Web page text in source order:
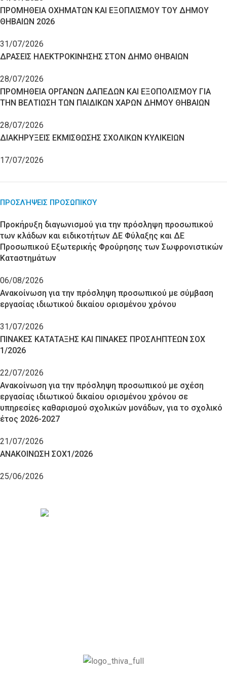
ΠΡΟΜΗΘΕΙΑ ΟΧΗΜΑΤΩΝ ΚΑΙ ΕΞΟΠΛΙΣΜΟΥ ΤΟΥ ΔΗΜΟΥ
ΘΗΒΑΙΩΝ 2026
31/07/2026
ΔΡΑΣΕΙΣ ΗΛΕΚΤΡΟΚΙΝΗΣΗΣ ΣΤΟΝ ΔΗΜΟ ΘΗΒΑΙΩΝ
28/07/2026
ΠΡΟΜΗΘΕΙΑ ΟΡΓΑΝΩΝ ΔΑΠΕΔΩΝ ΚΑΙ ΕΞΟΠΟΛΙΣΜΟΥ ΓΙΑ
ΤΗΝ ΒΕΛΤΙΩΣΗ ΤΩΝ ΠΑΙΔΙΚΩΝ ΧΑΡΩΝ ΔΗΜΟΥ ΘΗΒΑΙΩΝ
28/07/2026
ΔΙΑΚΗΡΥΞΕΙΣ ΕΚΜΙΣΘΩΣΗΣ ΣΧΟΛΙΚΩΝ ΚΥΛΙΚΕΙΩΝ
17/07/2026
ΠΡΟΣΛΉΨΕΙΣ ΠΡΟΣΩΠΙΚΟΎ
Προκήρυξη διαγωνισμού για την πρόσληψη προσωπικού
των κλάδων και ειδικοτήτων ΔΕ Φύλαξης και ΔΕ
Προσωπικού Εξωτερικής Φρούρησης των Σωφρονιστικών
Καταστημάτων
06/08/2026
Ανακοίνωση για την πρόσληψη προσωπικού με σύμβαση
εργασίας ιδιωτικού δικαίου ορισμένου χρόνου
31/07/2026
ΠΙΝΑΚΕΣ ΚΑΤΑΤΑΞΗΣ ΚΑΙ ΠΙΝΑΚΕΣ ΠΡΟΣΛΗΠΤΕΩΝ ΣΟΧ
1/2026
22/07/2026
Ανακοίνωση για την πρόσληψη προσωπικού με σχέση
εργασίας ιδιωτικού δικαίου ορισμένου χρόνου σε
υπηρεσίες καθαρισμού σχολικών μονάδων, για το σχολικό
έτος 2026-2027
21/07/2026
ΑΝΑΚΟΙΝΩΣΗ ΣΟΧ1/2026
25/06/2026